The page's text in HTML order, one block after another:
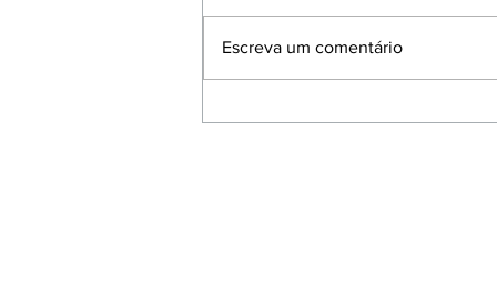
Escreva um comentário